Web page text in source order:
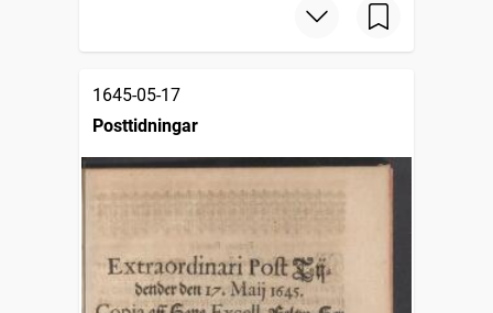
1645-05-17
Posttidningar